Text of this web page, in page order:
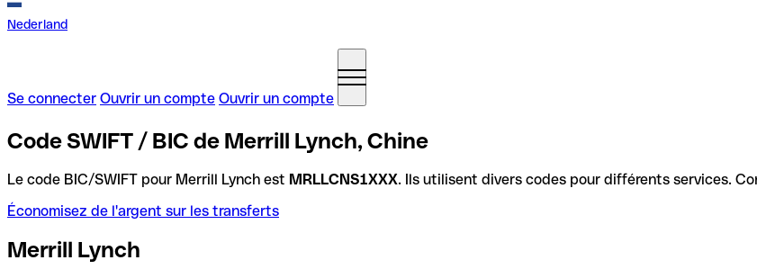
Nederland
Se connecter Ouvrir un compte Ouvrir un compte
Code SWIFT / BIC de Merrill Lynch, Chine
Le code BIC/SWIFT pour Merrill Lynch est MRLLCNS1XXX. Ils utilisent divers codes pour différents services.
Économisez de l'argent sur les transferts
Merrill Lynch